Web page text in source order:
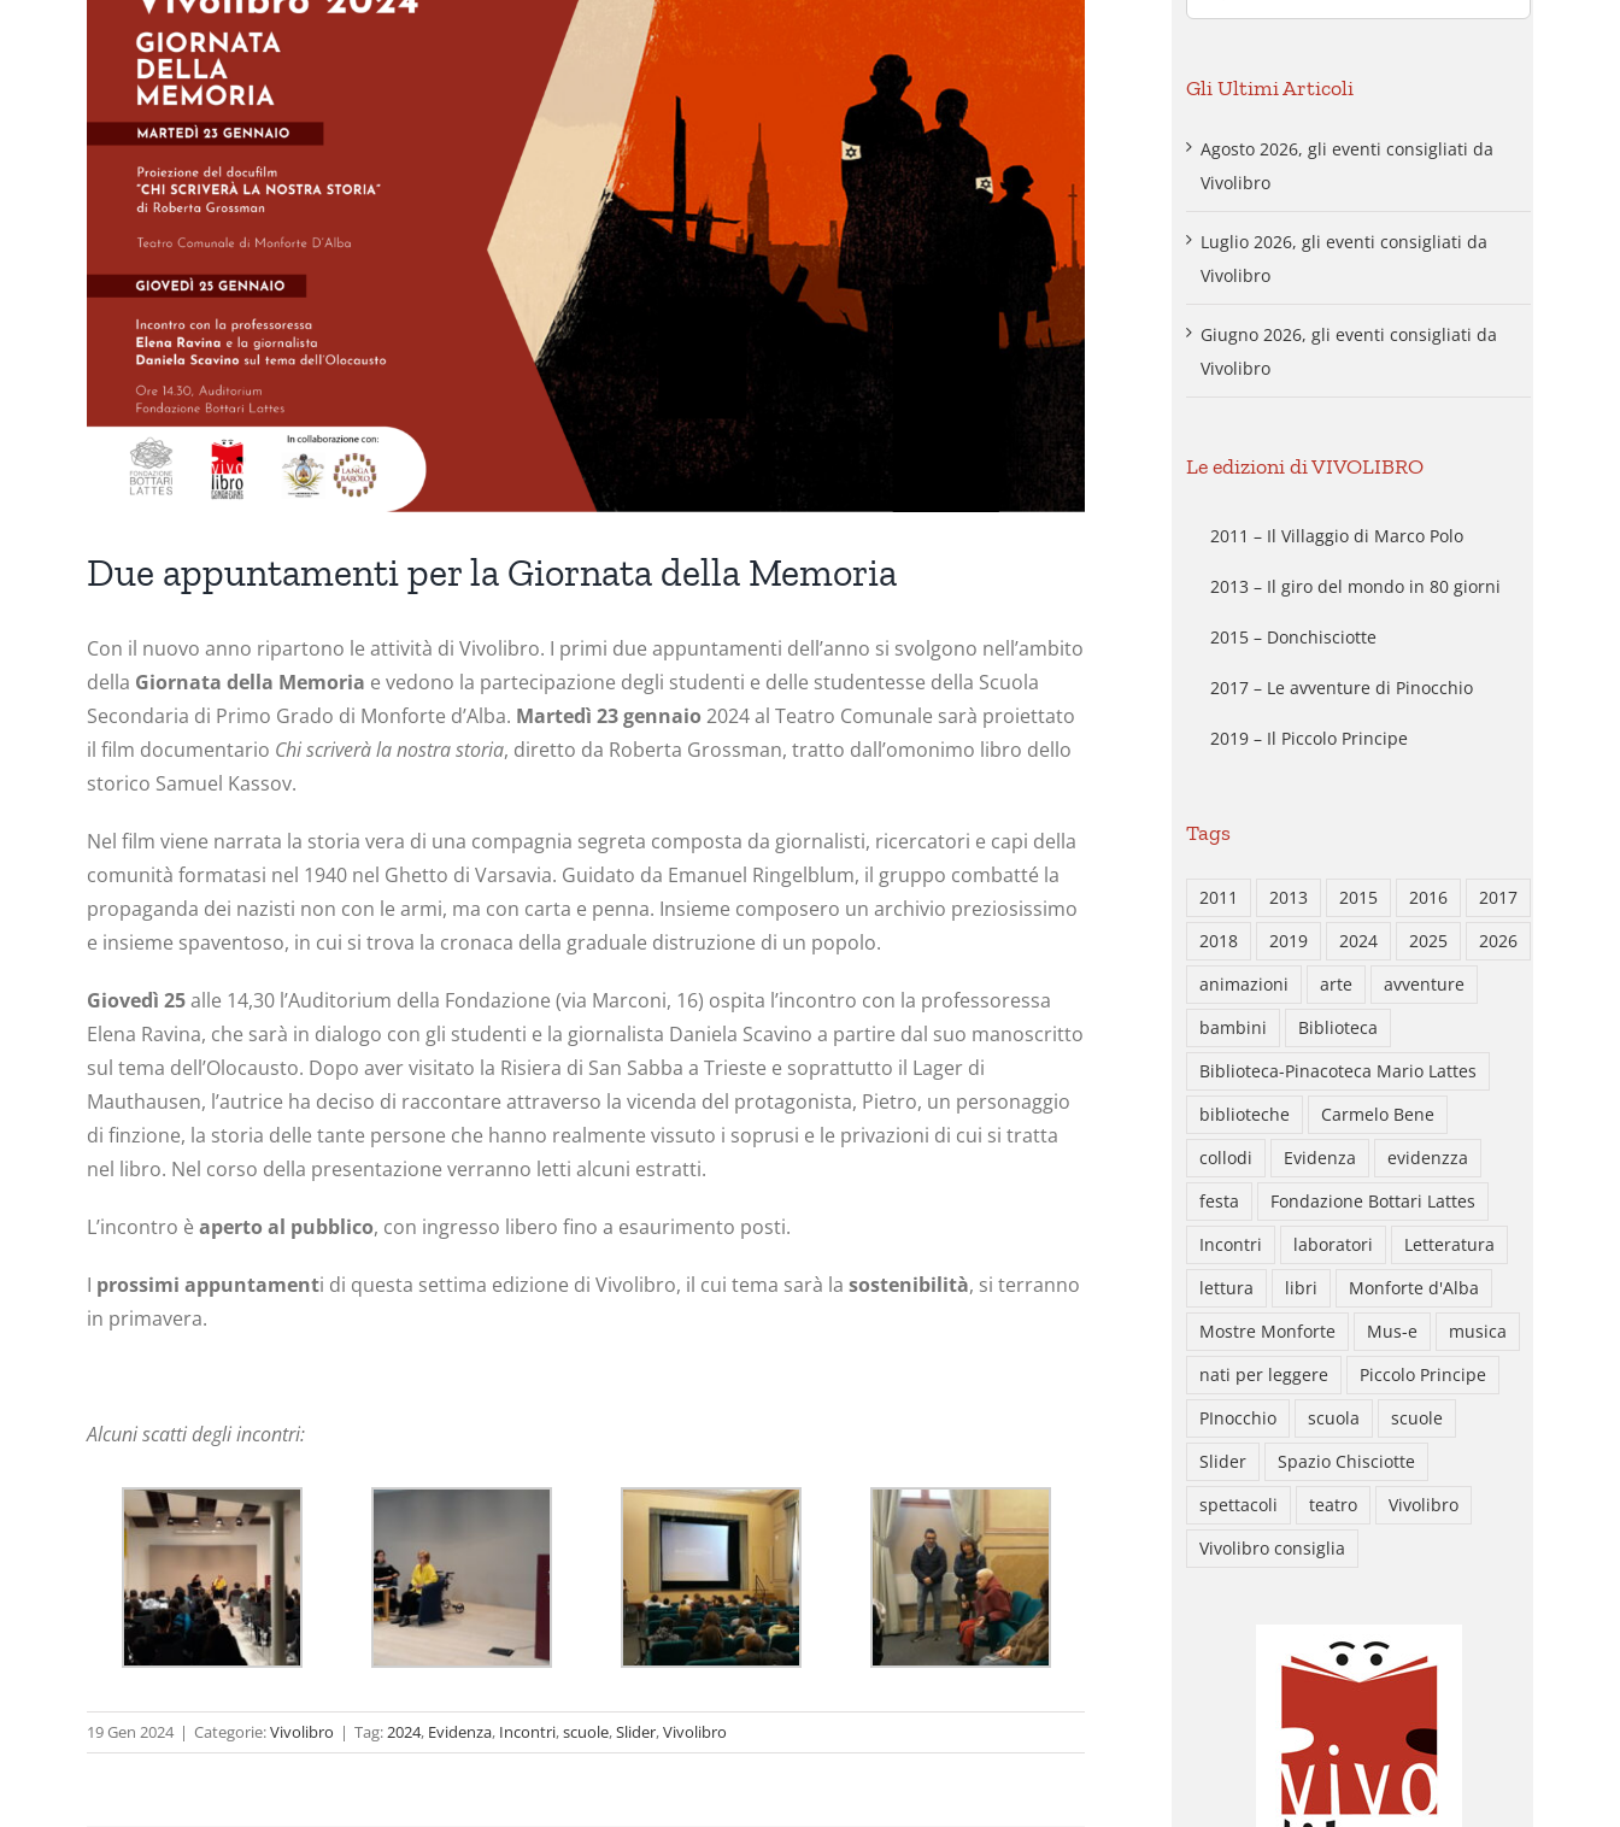
Due appuntamenti per la Giornata della Memoria
Con il nuovo anno ripartono le attività di Vivolibro. I primi due appuntamenti dell’anno si svolgono nell’ambito
della Giornata della Memoria e vedono la partecipazione degli studenti e delle studentesse della Scuola
Secondaria di Primo Grado di Monforte d’Alba. Martedì 23 gennaio 2024 al Teatro Comunale sarà proiettato
il film documentario Chi scriverà la nostra storia, diretto da Roberta Grossman, tratto dall’omonimo libro dello
storico Samuel Kassov.
Nel film viene narrata la storia vera di una compagnia segreta composta da giornalisti, ricercatori e capi della
comunità formatasi nel 1940 nel Ghetto di Varsavia. Guidato da Emanuel Ringelblum, il gruppo combatté la
propaganda dei nazisti non con le armi, ma con carta e penna. Insieme composero un archivio preziosissimo
e insieme spaventoso, in cui si trova la cronaca della graduale distruzione di un popolo.
Giovedì 25alle 14,30 l’Auditorium della Fondazione (via Marconi, 16) ospita l’incontro con la professoressa
Elena Ravina, che sarà in dialogo con gli studenti e la giornalista Daniela Scavino a partire dal suo manoscritto
sul tema dell’Olocausto. Dopo aver visitato la Risiera di San Sabba a Trieste e soprattutto il Lager di
Mauthausen, l’autrice ha deciso di raccontare attraverso la vicenda del protagonista, Pietro, un personaggio
di finzione, la storia delle tante persone che hanno realmente vissuto i soprusi e le privazioni di cui si tratta
nel libro. Nel corso della presentazione verranno letti alcuni estratti.
L’incontro è aperto al pubblico, con ingresso libero fino a esaurimento posti.
I prossimi appuntamenti di questa settima edizione di Vivolibro, il cui tema sarà la sostenibilità, si terranno
in primavera.
Alcuni scatti degli incontri:
19 Gen 2024 | Categorie:Vivolibro | Tag:2024, Evidenza, Incontri,scuole,Slider,Vivolibro
per:
Gli Ultimi Articoli
Agosto 2026, gli eventi consigliati da
Vivolibro
Luglio 2026, gli eventi consigliati da
Vivolibro
Giugno 2026, gli eventi consigliati da
Vivolibro
Le edizioni di VIVOLIBRO
2011 – Il Villaggio di Marco Polo
2013 – Il giro del mondo in 80 giorni
2015 – Donchisciotte
2017 – Le avventure di Pinocchio
2019 – Il Piccolo Principe
Tags
2011 2013 2015 2016
2017
2018
2019 2024 2025
2026
animazioni
arte
avventure
bambini
Biblioteca
Biblioteca-Pinacoteca Mario Lattes
biblioteche
Carmelo Bene
collodi
Evidenza
evidenzza
festa
Fondazione Bottari Lattes
Incontri
laboratori
Letteratura
lettura
libri
Monforte d'Alba
Mostre Monforte
Mus-e
musica
nati per leggere
Piccolo Principe
PInocchio
scuola
scuole
Slider
Spazio Chisciotte
spettacoli
teatro
Vivolibro
Vivolibro consiglia